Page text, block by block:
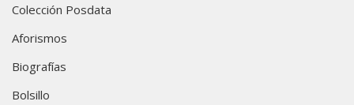
Colección Posdata
Aforismos
Biografías
Bolsillo